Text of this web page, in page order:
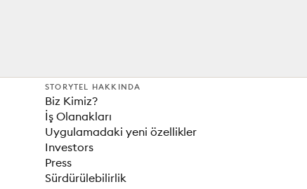
STORYTEL HAKKINDA
Biz Kimiz?
İş Olanakları
Uygulamadaki yeni özellikler
Investors
Press
Sürdürülebilirlik